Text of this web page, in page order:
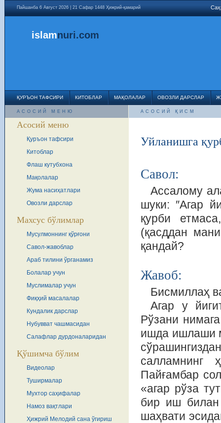
Пайшанба 6 Август 2026 | 21 Сафар 1448 Ҳижрий-қамарий
islamnuri.com
ҚУРЪОН ТАФСИРИ КИТОБЛАР МАҚОЛАЛАР ОВОЗЛИ ДАРСЛАР
АСОСИЙ МЕНЮ
Асосий меню
Қуръон тафсири
Китоблар
Флаш кутубхона
Мақолалар
Жума насиҳатлари
Овозли дарслар
Махсус бўлимлар
Мусулмоннинг қўрғони
Савол-жавоблар
Араб тилини ўрганамиз
Болалар учун
Муслималар учун
Фиқҳий масалалар
Кундалик дарслар
Нубувват чашмасидан
Салафлар дурдоналаридан
Қўшимча бўлим
Видеолар
Туширмалар
Мухтор саҳифалар
Намоз вақтлари
Ҳижрий Мелодий сана ўгириш
АСОСИЙ ҚИСМ
Уйланишга
Савол:
Ассалому
шуки: ″Агар
қурби
(қасддан
қандай?
Жавоб:
Бисмиллаҳ
Агар у
Рўзани
ишда ишлаши
салламнинг
Пайғамбар
«агар рўза
бир иш билан
шаҳвати